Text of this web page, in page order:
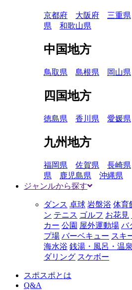
京都府 大阪府 三重県
県
和歌山県
中国地方
鳥取県 島根県 岡山県
四国地方
徳島県 香川県 愛媛県
九州地方
福岡県 佐賀県 長崎県
県
鹿児島県
沖縄県
ジャンルから探す
ダンス 卓球 岩盤浴 体育
ン テニス ゴルフ お花見
カー 公園 屋外運動場 バ
プ場 バーベキュー スキ
海水浴 銭湯・風呂・温泉
ダリング スケボー
スポスポとは
Q&A